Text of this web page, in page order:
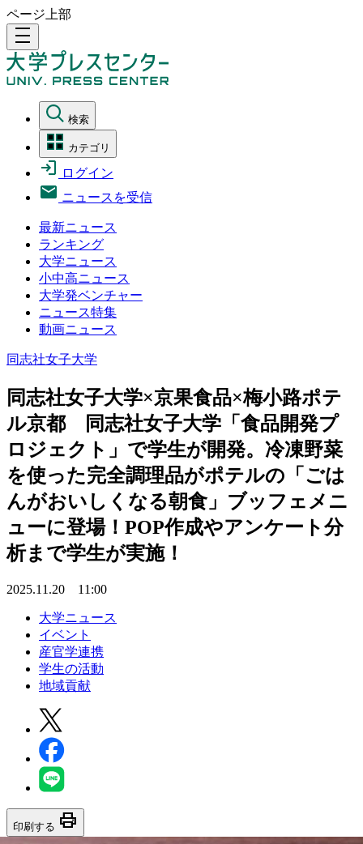
ページ上部
density_medium
検索
カテゴリ
ログイン
ニュースを受信
最新ニュース
ランキング
大学ニュース
小中高ニュース
大学発ベンチャー
ニュース特集
動画ニュース
同志社女子大学
同志社女子大学×京果食品×梅小路ポテ
ル京都 同志社女子大学「食品開発プ
ロジェクト」で学生が開発。冷凍野菜
を使った完全調理品がポテルの「ごは
んがおいしくなる朝食」ブッフェメニ
ューに登場！POP作成やアンケート分
析まで学生が実施！
2025.11.20 11:00
大学ニュース
イベント
産官学連携
学生の活動
地域貢献
印刷する print